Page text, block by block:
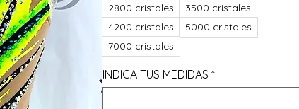
2800 cristales
3500 cristales
4200 cristales
5000 cristales
7000 cristales
INDICA TUS MEDIDAS *